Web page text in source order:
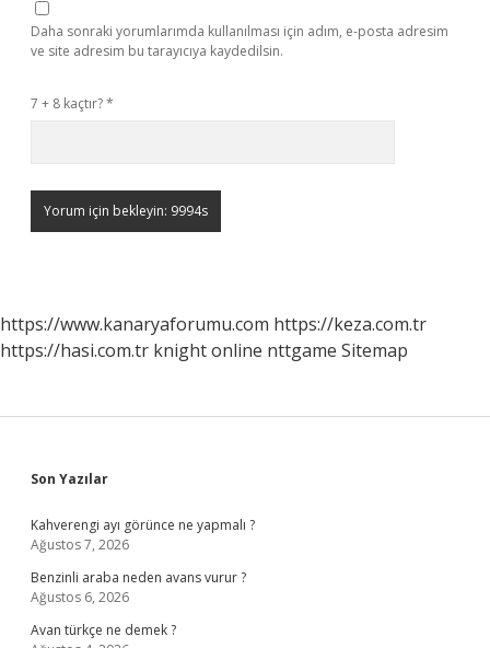
Daha sonraki yorumlarımda kullanılması için adım, e-posta adresim
ve site adresim bu tarayıcıya kaydedilsin.
7 + 8 kaçtır?*
https://www.kanaryaforumu.com https://keza.com.tr
https://hasi.com.tr knight online nttgame Sitemap
Sidebar
Son Yazılar
Kahverengi ayı görünce ne yapmalı ?
Ağustos 7, 2026
Benzinli araba neden avans vurur ?
Ağustos 6, 2026
Avan türkçe ne demek ?